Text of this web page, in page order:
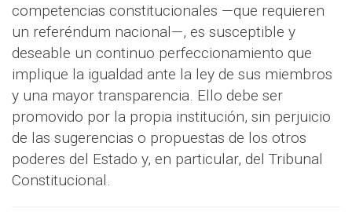
competencias constitucionales —que requieren
un referéndum nacional—, es susceptible y
deseable un continuo perfeccionamiento que
implique la igualdad ante la ley de sus miembros
y una mayor transparencia. Ello debe ser
promovido por la propia institución, sin perjuicio
de las sugerencias o propuestas de los otros
poderes del Estado y, en particular, del Tribunal
Constitucional.